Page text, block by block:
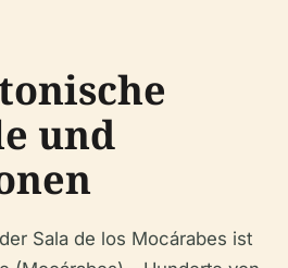
und
Sala de los Mocárabes ist